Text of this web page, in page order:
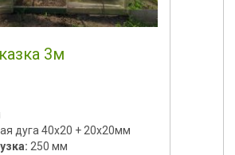
3м
дуга 40х20 + 20х20мм
250 мм